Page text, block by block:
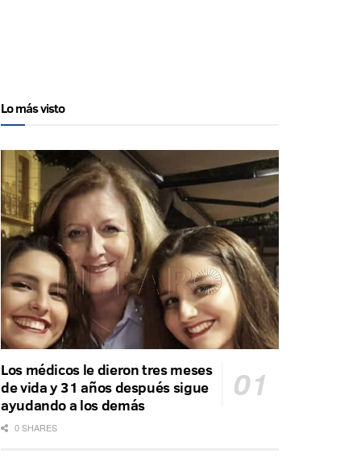
Lo más visto
Los médicos le dieron tres meses
de vida y 31 años después sigue
ayudando a los demás
0 SHARES